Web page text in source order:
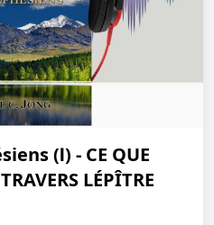
(Ⅰ) - CE QUE
LÉPÎTRE